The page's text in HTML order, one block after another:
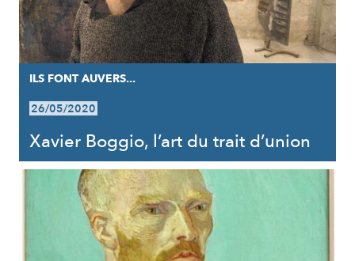
ILS FONT AUVERS...
26/05/2020
Xavier Boggio, l’art du trait d’union